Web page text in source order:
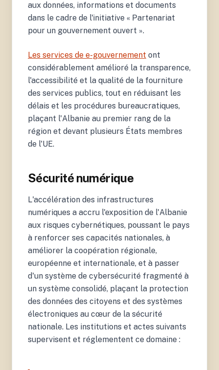
aux données, informations et documents
dans le cadre de l'initiative « Partenariat
pour un gouvernement ouvert ».
Les services de e-gouvernement ont
considérablement amélioré la transparence,
l'accessibilité et la qualité de la fourniture
des services publics, tout en réduisant les
délais et les procédures bureaucratiques,
plaçant l'Albanie au premier rang de la
région et devant plusieurs États membres
de l'UE.
Sécurité numérique
L'accélération des infrastructures
numériques a accru l'exposition de l'Albanie
aux risques cybernétiques, poussant le pays
à renforcer ses capacités nationales, à
améliorer la coopération régionale,
européenne et internationale, et à passer
d'un système de cybersécurité fragmenté à
un système consolidé, plaçant la protection
des données des citoyens et des systèmes
électroniques au cœur de la sécurité
nationale. Les institutions et actes suivants
supervisent et réglementent ce domaine :